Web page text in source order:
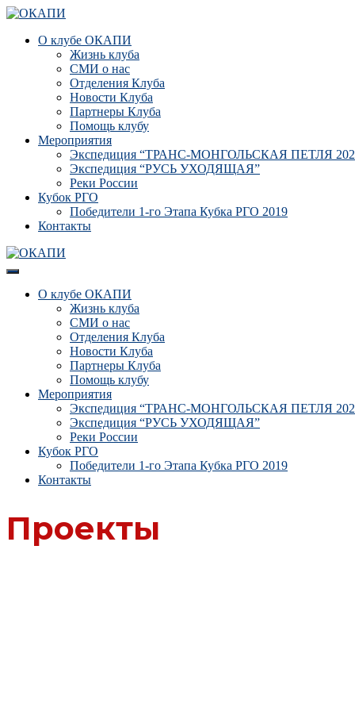
О клубе ОКАПИ
Жизнь клуба
СМИ о нас
Отделения Клуба
Новости Клуба
Партнеры Клуба
Помощь клубу
Мероприятия
Экспедиция “ТРАНС-МОНГОЛЬСКАЯ ПЕТЛЯ
Экспедиция “РУСЬ УХОДЯЩАЯ”
Реки России
Кубок РГО
Победители 1-го Этапа Кубка РГО 2019
Контакты
О клубе ОКАПИ
Жизнь клуба
СМИ о нас
Отделения Клуба
Новости Клуба
Партнеры Клуба
Помощь клубу
Мероприятия
Экспедиция “ТРАНС-МОНГОЛЬСКАЯ ПЕТЛЯ
Экспедиция “РУСЬ УХОДЯЩАЯ”
Реки России
Кубок РГО
Победители 1-го Этапа Кубка РГО 2019
Контакты
Проекты